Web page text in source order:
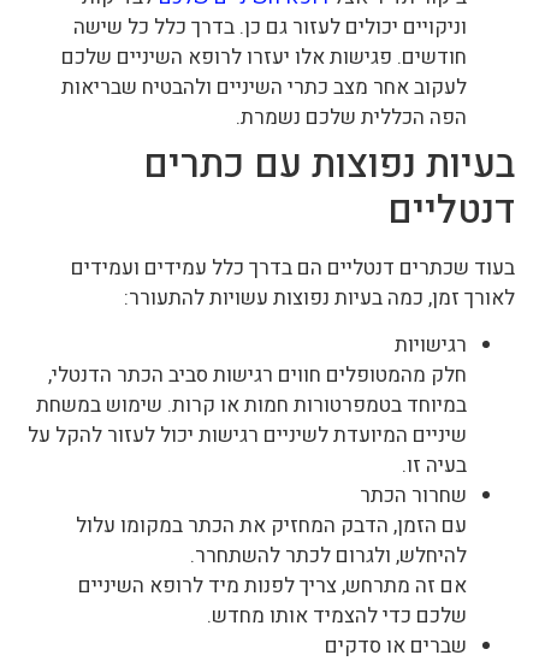
וניקויים יכולים לעזור גם כן. בדרך כלל כל שישה
חודשים. פגישות אלו יעזרו לרופא השיניים שלכם
לעקוב אחר מצב כתרי השיניים ולהבטיח שבריאות
הפה הכללית שלכם נשמרת.
בעיות נפוצות עם כתרים
דנטליים
בעוד שכתרים דנטליים הם בדרך כלל עמידים ועמידים
לאורך זמן, כמה בעיות נפוצות עשויות להתעורר:
רגישויות
חלק מהמטופלים חווים רגישות סביב הכתר הדנטלי,
במיוחד בטמפרטורות חמות או קרות. שימוש במשחת
שיניים המיועדת לשיניים רגישות יכול לעזור להקל על
בעיה זו.
שחרור הכתר
עם הזמן, הדבק המחזיק את הכתר במקומו עלול
להיחלש, ולגרום לכתר להשתחרר.
אם זה מתרחש, צריך לפנות מיד לרופא השיניים
שלכם כדי להצמיד אותו מחדש.
שברים או סדקים